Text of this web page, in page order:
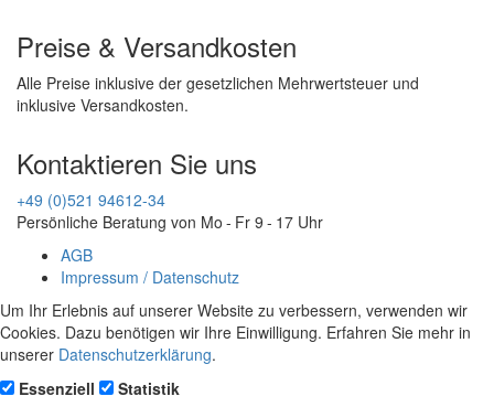
Preise & Versandkosten
Alle Preise inklusive der gesetzlichen Mehrwertsteuer und
inklusive Versandkosten.
Kontaktieren Sie uns
+49 (0)521 94612-34
Persönliche Beratung von Mo - Fr 9 - 17 Uhr
AGB
Impressum / Datenschutz
Um Ihr Erlebnis auf unserer Website zu verbessern, verwenden wir
Cookies. Dazu benötigen wir Ihre Einwilligung. Erfahren Sie mehr in
unserer Datenschutzerklärung.
Essenziell
Statistik